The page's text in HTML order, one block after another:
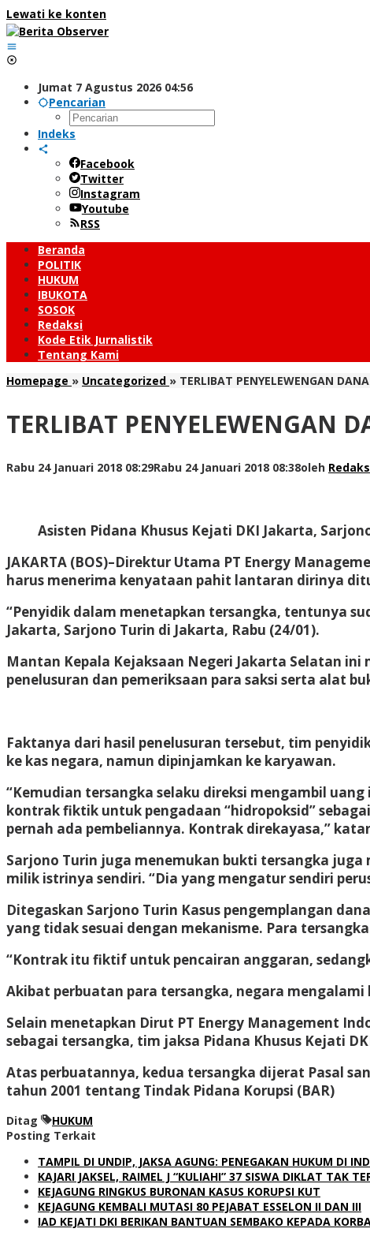
Lewati ke konten
Jumat 7 Agustus 2026 04:56
Pencarian
Indeks
Facebook
Twitter
Instagram
Youtube
RSS
Beranda
POLITIK
HUKUM
IBUKOTA
SOSOK
Redaksi
Kode Etik Jurnalistik
Tentang Kami
Homepage » Uncategorized » TERLIBAT PENYELEWENGAN
TERLIBAT PENYELEWENGAN
Rabu 24 Januari 2018 08:29Rabu 24 Januari 2018 08:38oleh
Asisten Pidana Khusus Kejati DKI Jakarta,
JAKARTA (BOS)–Direktur Utama PT Energy
harus menerima kenyataan pahit lantaran dirinya
“Penyidik dalam menetapkan tersangka, tentunya
Jakarta, Sarjono Turin di Jakarta, Rabu (24/01).
Mantan Kepala Kejaksaan Negeri Jakarta Selatan
penelusuran dan pemeriksaan para saksi serta alat
Faktanya dari hasil penelusuran tersebut, tim
ke kas negara, namun dipinjamkan ke karyawan.
“Kemudian tersangka selaku direksi mengambil
kontrak fiktik untuk pengadaan “hidropoksid”
pernah ada pembeliannya. Kontrak direkayasa,”
Sarjono Turin juga menemukan bukti tersangka
milik istrinya sendiri. “Dia yang mengatur sendiri
Ditegaskan Sarjono Turin Kasus pengemplangan
yang tidak sesuai dengan mekanisme. Para
“Kontrak itu fiktif untuk pencairan anggaran,
Akibat perbuatan para tersangka, negara mengalami
Selain menetapkan Dirut PT Energy Management
sebagai tersangka, tim jaksa Pidana Khusus Kejati
Atas perbuatannya, kedua tersangka dijerat Pasal
tahun 2001 tentang Tindak Pidana Korupsi (BAR)
Ditag
HUKUM
Posting Terkait
TAMPIL DI UNDIP, JAKSA AGUNG: PENEGAKAN HUKUM DI
KAJARI JAKSEL, RAIMEL J “KULIAHI” 37 SISWA DIKLAT TAK
KEJAGUNG RINGKUS BURONAN KASUS KORUPSI KUT
KEJAGUNG KEMBALI MUTASI 80 PEJABAT ESSELON II DAN III
IAD KEJATI DKI BERIKAN BANTUAN SEMBAKO KEPADA